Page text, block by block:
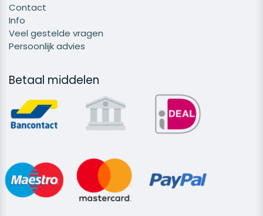
Contact
Info
Veel gestelde vragen
Persoonlijk advies
Betaal middelen